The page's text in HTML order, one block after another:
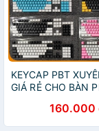
KEYCAP PBT
GIÁ RẺ CHO BÀN
160.000